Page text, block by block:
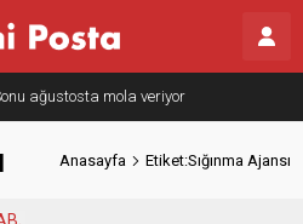
ağustosta mola veriyor
Anasayfa Etiket:Sığınma Ajansı